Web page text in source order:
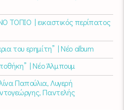
ΤΟΠΙΟ | εικαστικός περίπατος
του ερημίτη” | Νέο album
| Νέο Άλμπουμ
Παπούλια, Λυγερή
Παντελής